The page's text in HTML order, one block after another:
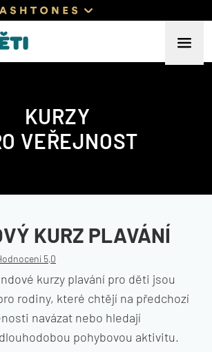
KURZY
VEŘEJNOST
KURZ PLAVÁNÍ
5,0
kurzy plavání pro děti jsou
rodiny, které chtějí na předchozí
navázat nebo hledají
pohybovou aktivitu.